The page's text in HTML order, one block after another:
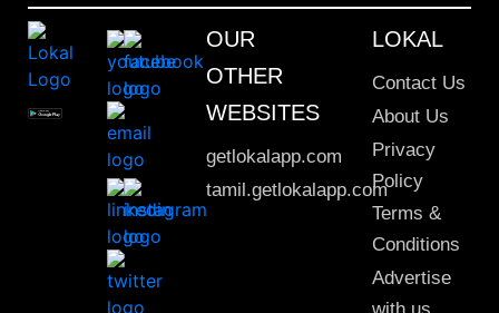
OUR
OTHER
WEBSITES
getlokalapp.com
tamil.getlokalapp.com
LOKAL
Contact Us
About Us
Privacy
Policy
Terms &
Conditions
Advertise